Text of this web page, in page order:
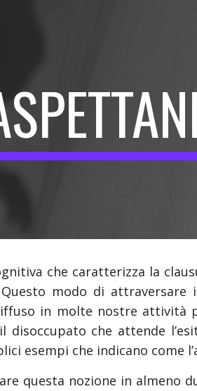
a che caratterizza la
Questo modo di
in molte nostre attività
disoccupato che attende
esempi che indicano come
questa nozione in almeno